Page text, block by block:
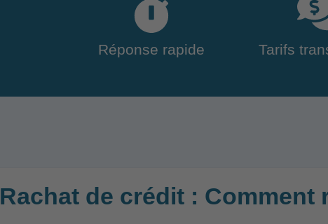
Réponse rapide Tarifs
Rachat de crédit :